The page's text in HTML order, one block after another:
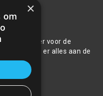
uw partner voor de
Wij doen er alles aan de
×
om